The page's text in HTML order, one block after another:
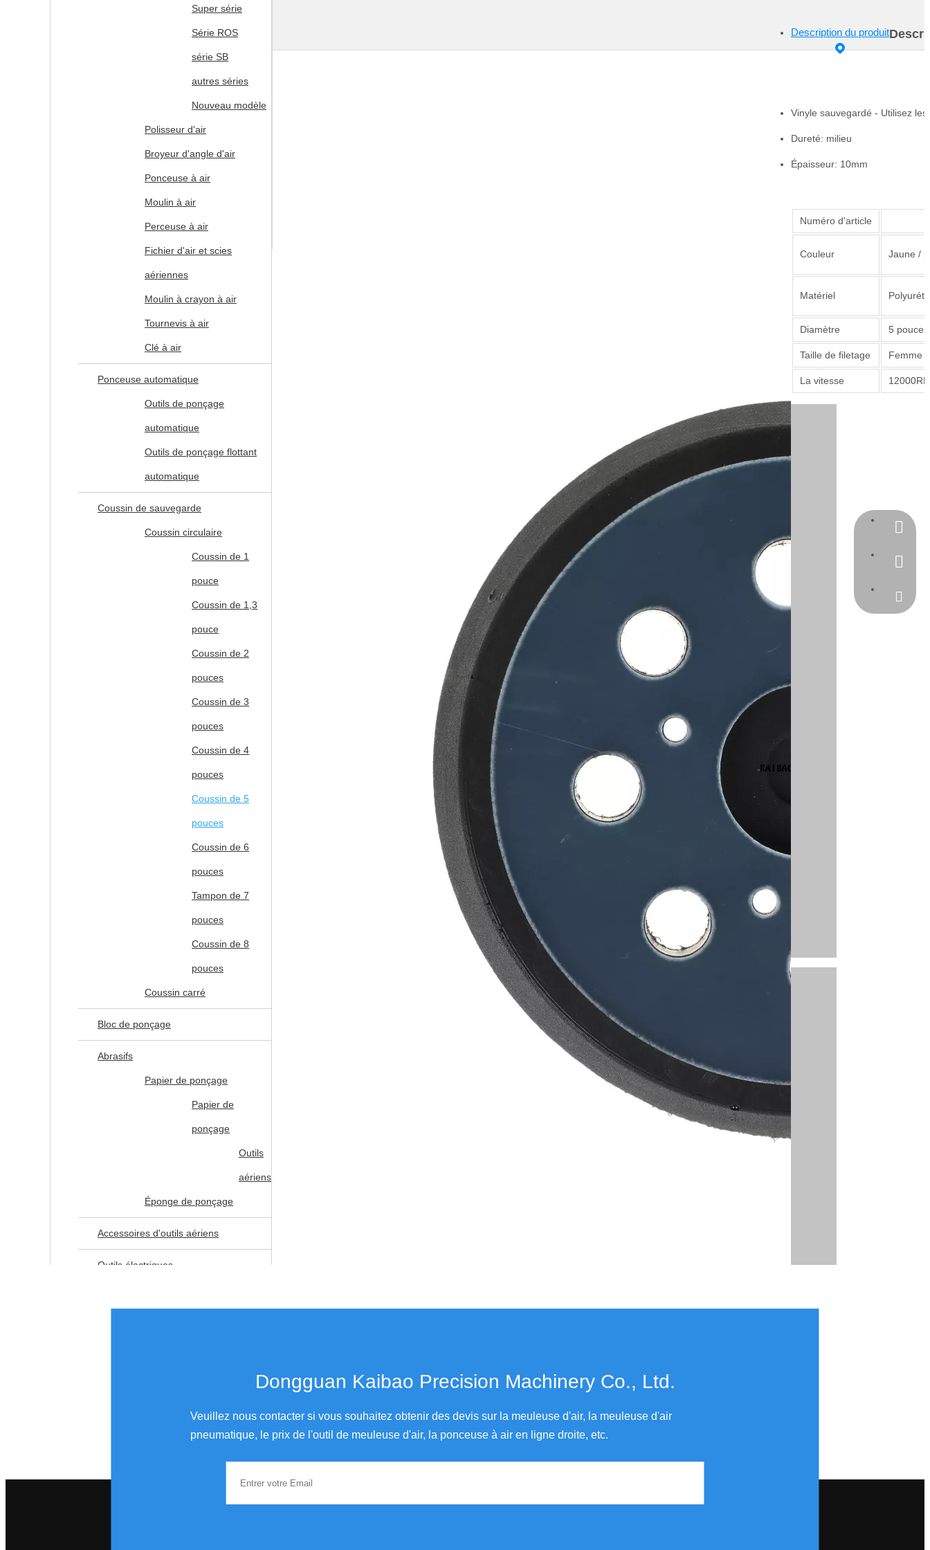
Super série
Série ROS
série SB
autres séries
Nouveau modèle
Polisseur d'air
Broyeur d'angle d'air
Ponceuse à air
Moulin à air
Perceuse à air
Fichier d'air et scies
aériennes
Moulin à crayon à air
Tournevis à air
Clé à air
Ponceuse automatique
Outils de ponçage
automatique
Outils de ponçage flottant
automatique
Coussin de sauvegarde
Coussin circulaire
Coussin de 1
pouce
Coussin de 1,3
pouce
Coussin de 2
pouces
Coussin de 3
pouces
Coussin de 4
pouces
Coussin de 5
pouces
Coussin de 6
pouces
Tampon de 7
pouces
Coussin de 8
pouces
Coussin carré
Bloc de ponçage
Abrasifs
Papier de ponçage
Papier de
ponçage
Outils
aériens
Éponge de ponçage
Accessoires d'outils aériens
Outils électriques
Description du produit
Vinyle sauvegardé - Utilisez
Dureté: milieu
Épaisseur: 10mm
Numéro d'article
Couleur Jaune /
Matériel
Diamètre 5
Taille de filetage Femme
La vitesse
Dongguan Kaibao Precision Machinery Co., Ltd.​​​​​​​
Veuillez nous contacter si vous souhaitez obtenir des devis sur la meuleuse d'air, la meuleuse d'air
pneumatique, le prix de l'outil de meuleuse d'air, la ponceuse à air en ligne droite, etc.